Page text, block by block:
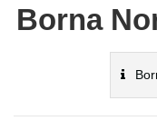
Borna